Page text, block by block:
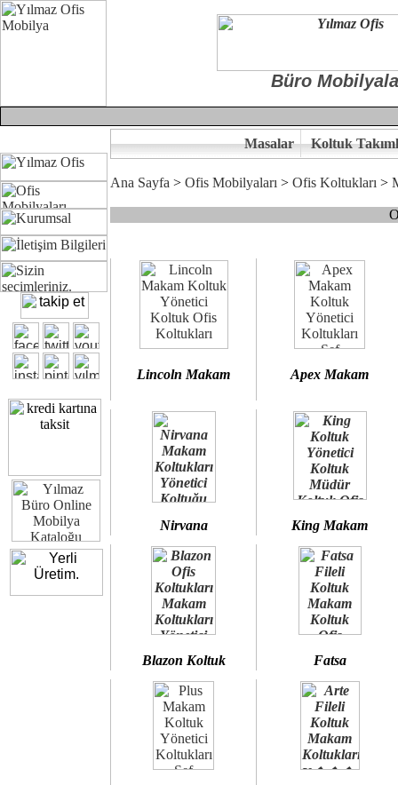
Büro
Ofisinizin dekorasyonunda ergonomi ve kaliteye önem
Çünkü sitemizde bulunan seçkin bürosit, goldsit ve modern
Size yakışan ofis koltuk tasarımına gelin birlikte karar verelim.
Kalite ve ergonomiyi arıyanların tercihi...Yılmaz Büro Mobilya
Masalar Koltuk
Ana Sayfa > Ofis Mobilyaları > Ofis Koltukları >
Lincoln Makam Apex Makam
Nirvana King Makam
Blazon Koltuk Fatsa